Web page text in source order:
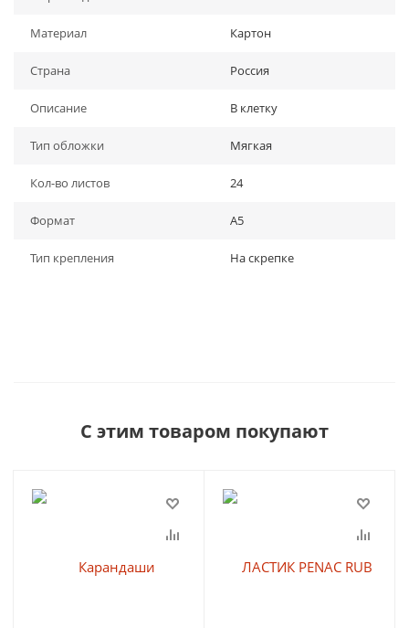
Материал Картон
Страна Россия
Описание В клетку
Тип обложки Мягкая
Кол-во листов 24
Формат A5
Тип крепления На скрепке
С этим товаром покупают